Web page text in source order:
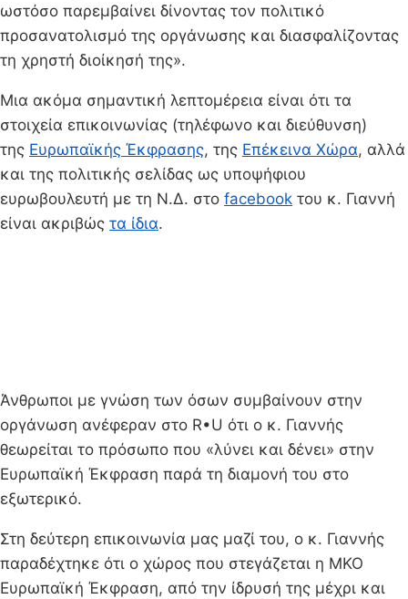
ωστόσο παρεμβαίνει δίνοντας τον πολιτικό
προσανατολισμό της οργάνωσης και διασφαλίζοντας
τη χρηστή διοίκησή της».
Μια ακόμα σημαντική λεπτομέρεια είναι ότι τα
στοιχεία επικοινωνίας (τηλέφωνο και διεύθυνση)
της Ευρωπαϊκής Έκφρασης, της Επέκεινα Χώρα, αλλά
και της πολιτικής σελίδας ως υποψήφιου
ευρωβουλευτή με τη Ν.Δ. στο facebook του κ. Γιαννή
είναι ακριβώς τα ίδια.
Άνθρωποι με γνώση των όσων συμβαίνουν στην
οργάνωση ανέφεραν στο R•U ότι ο κ. Γιαννής
θεωρείται το πρόσωπο που «λύνει και δένει» στην
Ευρωπαϊκή Έκφραση παρά τη διαμονή του στο
εξωτερικό.
Στη δεύτερη επικοινωνία μας μαζί του, ο κ. Γιαννής
παραδέχτηκε ότι ο χώρος που στεγάζεται η ΜΚΟ
Ευρωπαϊκή Έκφραση, από την ίδρυσή της μέχρι και